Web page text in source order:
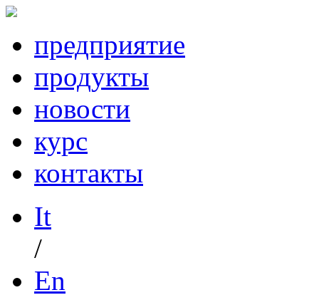
предприятие
продукты
новости
курс
контакты
It
/
En